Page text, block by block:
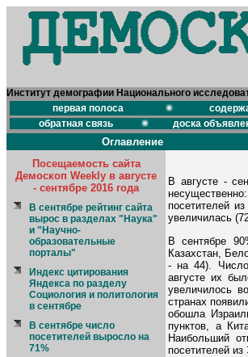
Институт демографии Национального
первая полоса
обратная связь
доска
Оглавление
Посещаемость сайта
Демоскоп Weekly в августе
- сентябре 2016 года
В сентябре рейтинг сайта
вырос в разделах "Наука"
и "Научно-
образовательные
порталы"
Индекс цитирования
Яндекса по разделу
Социология и политология
в сентябре
В сентябре число
посетителей выросло на
71%
В августе -
посетителей
увеличилась
В сентябре
Казахстан,
- на 44).
августе их
увеличилось
странах
обошла
пунктов, а
Наибольший
посетителей